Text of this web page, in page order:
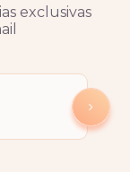
exclusivas